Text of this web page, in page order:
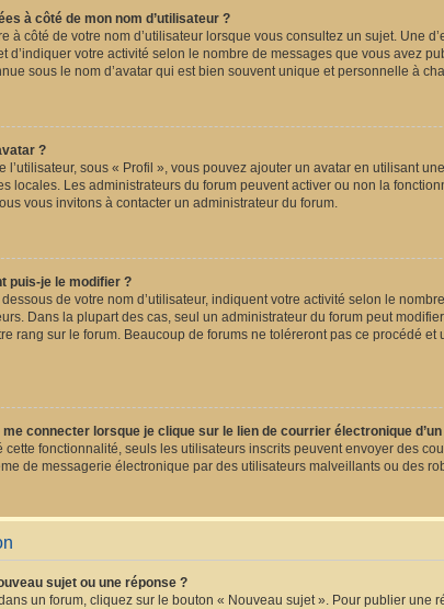
à côté de mon nom d’utilisateur ?
à côté de votre nom d’utilisateur lorsque vous consultez un sujet. Une
d’indiquer votre activité selon le nombre de messages que vous avez
sous le nom d’avatar qui est bien souvent unique et personnelle à
?
l’utilisateur, sous « Profil », vous pouvez ajouter un avatar en utilisant
locales. Les administrateurs du forum peuvent activer ou non la
vous invitons à contacter un administrateur du forum.
puis-je le modifier ?
de votre nom d’utilisateur, indiquent votre activité selon le
Dans la plupart des cas, seul un administrateur du forum peut
rang sur le forum. Beaucoup de forums ne toléreront pas ce procédé
me connecter lorsque je clique sur le lien de courrier électronique
cette fonctionnalité, seuls les utilisateurs inscrits peuvent envoyer des
de messagerie électronique par des utilisateurs malveillants ou des
sujet ou une réponse ?
un forum, cliquez sur le bouton « Nouveau sujet ». Pour publier